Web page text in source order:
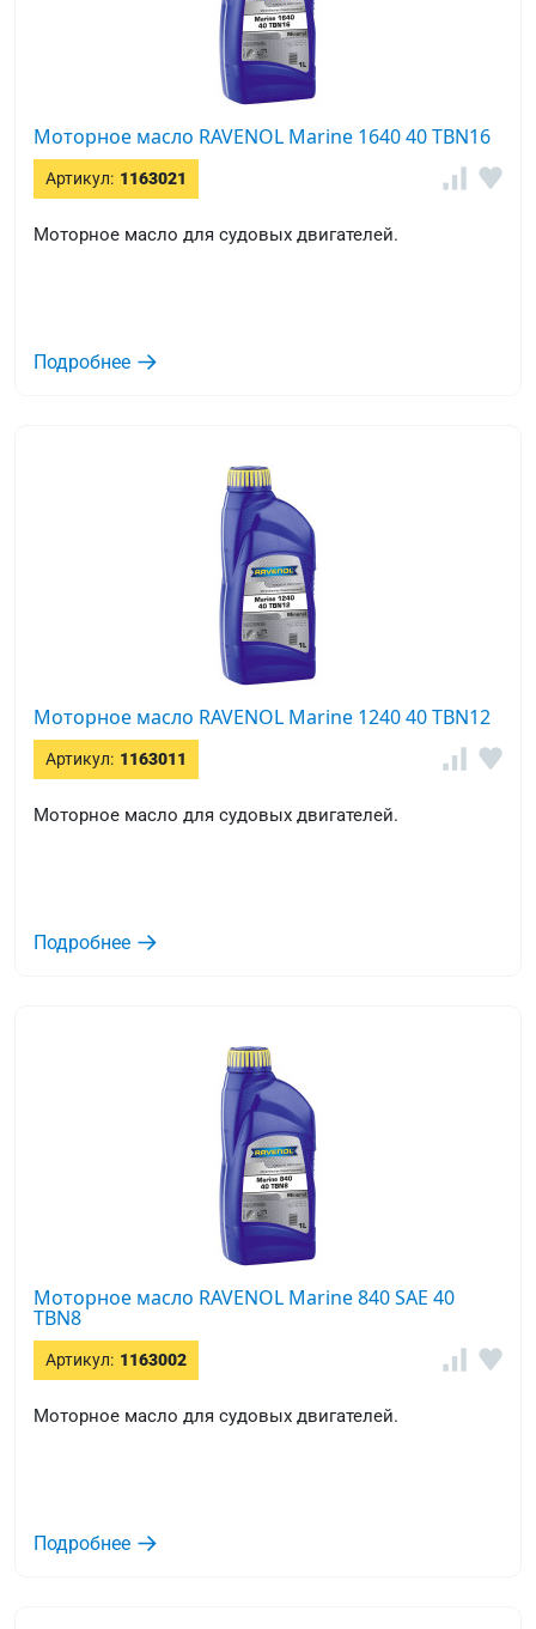
Моторное масло RAVENOL Marine 1640 40 TBN16
Артикул: 1163021
Моторное масло для судовых двигателей.
Подробнее
Моторное масло RAVENOL Marine 1240 40 TBN12
Артикул: 1163011
Моторное масло для судовых двигателей.
Подробнее
Моторное масло RAVENOL Marine 840 SAE 40
TBN8
Артикул: 1163002
Моторное масло для судовых двигателей.
Подробнее